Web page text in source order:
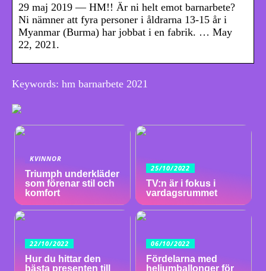
29 maj 2019 — HM!! Är ni helt emot barnarbete?
Ni nämner att fyra personer i åldrarna 13-15 år i
Myanmar (Burma) har jobbat i en fabrik. … May
22, 2021.
Keywords: hm barnarbete 2021
KVINNOR
Triumph underkläder
som förenar stil och
komfort
25/10/2022
TV:n är i fokus i
vardagsrummet
22/10/2022
Hur du hittar den
bästa presenten till
06/10/2022
Fördelarna med
heliumballonger för